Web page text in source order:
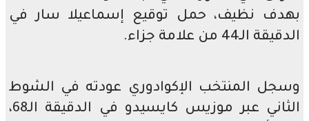
بهدف نظيف، حمل توقيع إسماعيلا سار في
الدقيقة الـ44 من علامة جزاء.
وسجل المنتخب الإكوادوري عودته في الشوط
الثاني عبر موزيس كايسيدو في الدقيقة الـ68،